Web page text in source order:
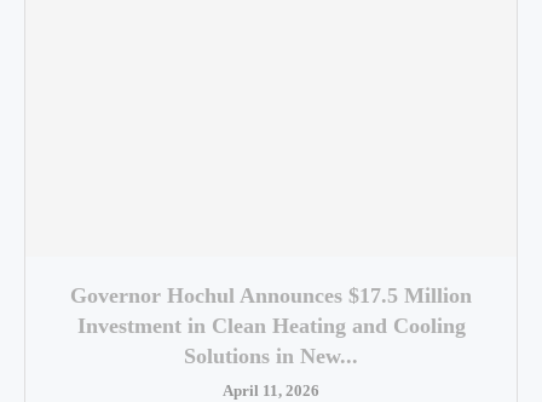
Governor Hochul Announces $17.5 Million
Investment in Clean Heating and Cooling
Solutions in New...
April 11, 2026